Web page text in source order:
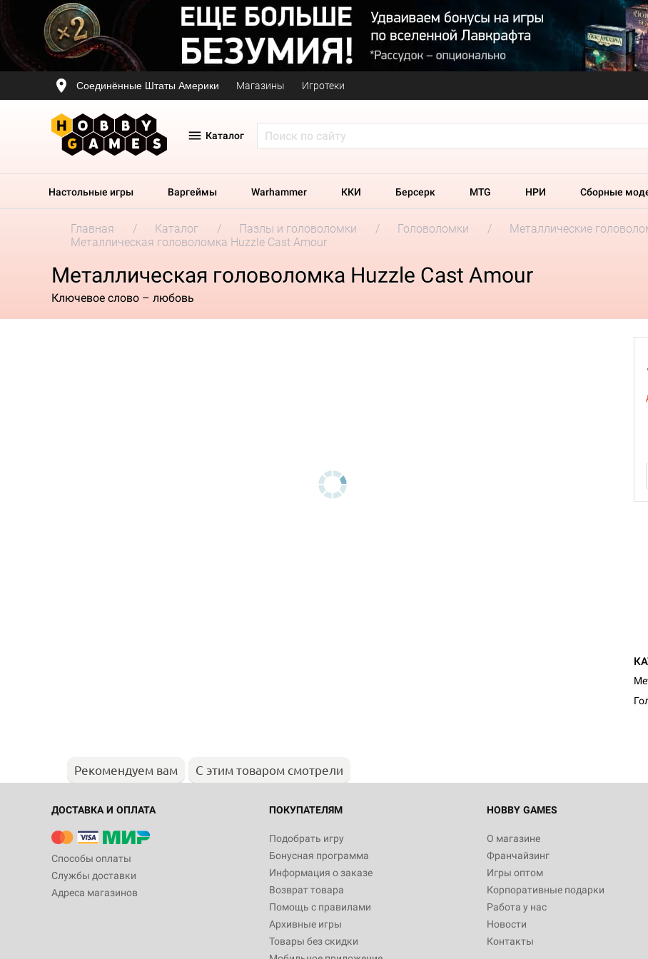
Соединённые Штаты Америки Магазины Игротеки
Каталог
Настольные игры Варгеймы Warhammer ККИ Берсерк MTG НРИ Сборные
Главная Каталог Пазлы и головоломки Головоломки
Металлические
Металлическая головоломка Huzzle Cast Amour
Металлическая головоломка Huzzle Cast Amour
Ключевое слово – любовь
Рекомендуем вам С этим товаром смотрели
ДОСТАВКА И ОПЛАТА
Способы оплаты
Службы доставки
Адреса магазинов
ПОКУПАТЕЛЯМ
Подобрать игру
Бонусная программа
Информация о заказе
Возврат товара
Помощь с правилами
Архивные игры
Товары без скидки
HOBBY GAMES
О магазине
Франчайзинг
Игры оптом
Корпоративные подарки
Работа у нас
Новости
Контакты